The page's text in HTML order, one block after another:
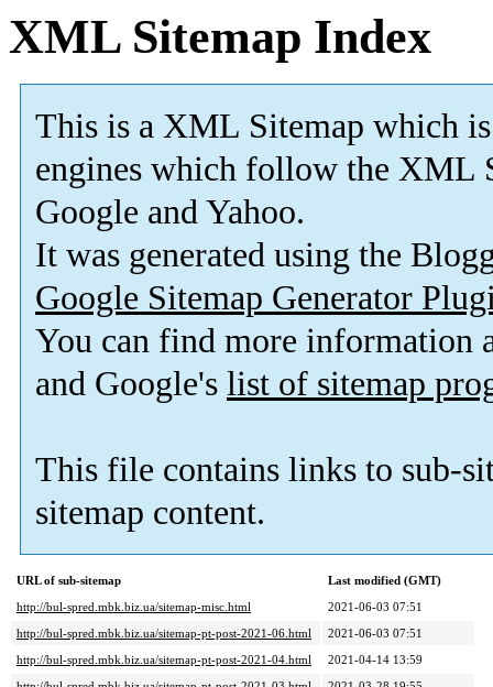
XML Sitemap Index
This is a XML Sitemap which is
engines which follow the XML
Google and Yahoo.
It was generated using the
Google Sitemap Generator
You can find more information
and Google's list of sitemap
This file contains links to sub-
sitemap content.
URL of sub-sitemap
Last modified (GMT)
http://bul-spred.mbk.biz.ua/sitemap-misc.html
2021-06-03 07:51
http://bul-spred.mbk.biz.ua/sitemap-pt-post-2021-06.html
2021-06-03 07:51
http://bul-spred.mbk.biz.ua/sitemap-pt-post-2021-04.html
2021-04-14 13:59